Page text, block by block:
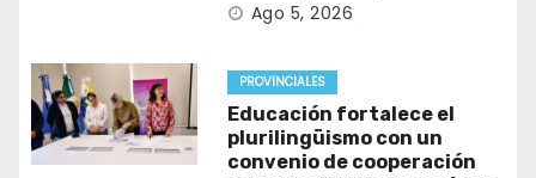
Ago 5, 2026
PROVINCIALES
Educación fortalece el
plurilingüismo con un
convenio de cooperación